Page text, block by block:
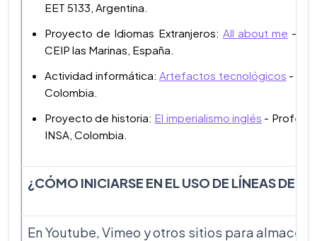
EET 5133, Argentina.
Proyecto de Idiomas Extranjeros: All about me -
CEIP las Marinas, España.
Actividad informática: Artefactos tecnológicos -
Colombia.
Proyecto de historia: El imperialismo inglés -
INSA, Colombia.
¿CÓMO INICIARSE EN EL USO DE LÍNEAS DE
En Youtube, Vimeo y otros sitios para